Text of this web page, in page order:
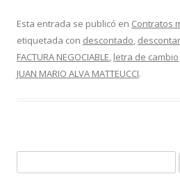
e
b
o
itt
er
m
p
ar
Esta entrada se publicó en Contratos
etiquetada con descontado,
FACTURA NEGOCIABLE, letra de cambio
JUAN MARIO ALVA MATTEUCCI.
u